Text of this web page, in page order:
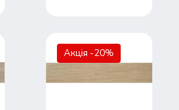
Акція -20%